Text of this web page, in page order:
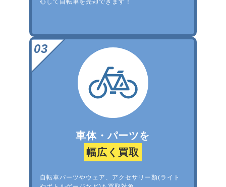
心して自転車を売却できます！
車体・パーツを
幅広く買取
自転車パーツやウェア、アクセサリー類(ライト